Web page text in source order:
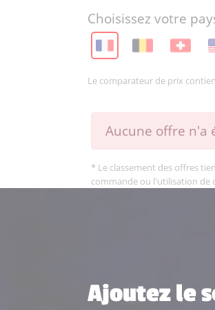
Choisissez votre
Le comparateur de prix
Aucune offre n'a
* Le classement des offres
commande ou l'utilisation de
Ajoutez le